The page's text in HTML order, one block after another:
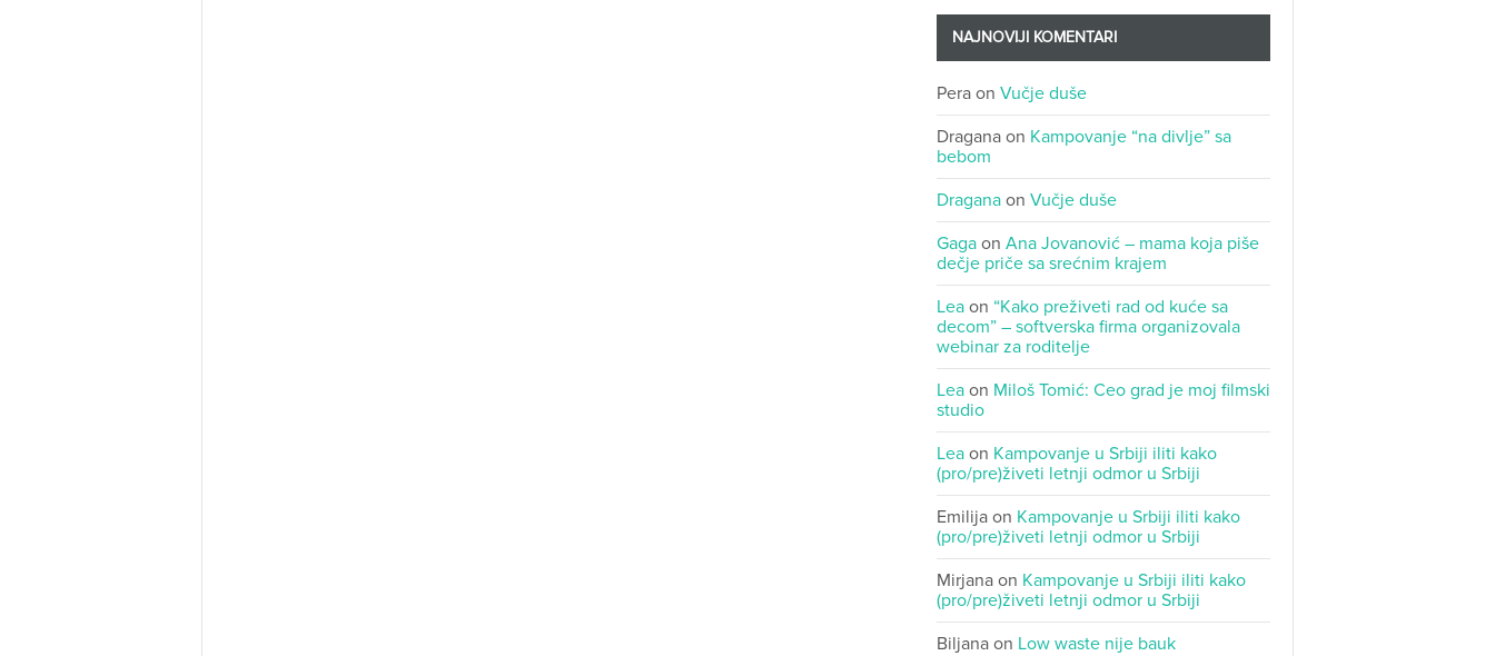
NAJNOVIJI KOMENTARI
Pera on Vučje duše
Dragana on Kampovanje “na divlje” sa
bebom
Dragana on Vučje duše
Gaga on Ana Jovanović – mama koja piše
dečje priče sa srećnim krajem
Lea on “Kako preživeti rad od kuće sa
decom” – softverska firma organizovala
webinar za roditelje
Lea on Miloš Tomić: Ceo grad je moj filmski
studio
Lea on Kampovanje u Srbiji iliti kako
(pro/pre)živeti letnji odmor u Srbiji
Emilija on Kampovanje u Srbiji iliti kako
(pro/pre)živeti letnji odmor u Srbiji
Mirjana on Kampovanje u Srbiji iliti kako
(pro/pre)živeti letnji odmor u Srbiji
Biljana on Low waste nije bauk